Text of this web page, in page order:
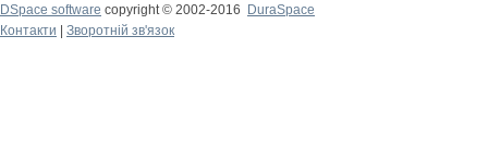
DSpace software copyright © 2002-2016
DuraSpace
Контакти
Зворотній зв'язок